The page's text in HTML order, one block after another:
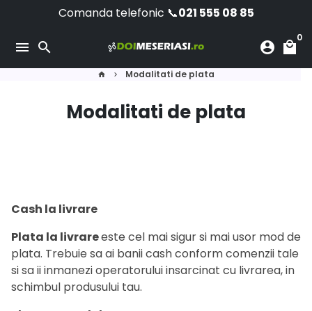
content
Comanda telefonic 📞021 555 08 85
menu search account_circle local_mall
0
home keyboard_arrow_right Modalitati de plata
Modalitati de plata
Cash la livrare
Plata la livrareeste cel mai sigur si mai usor mod de
plata. Trebuie sa ai banii cash conform comenzii tale
si sa ii inmanezi operatorului insarcinat cu livrarea, in
schimbul produsului tau.